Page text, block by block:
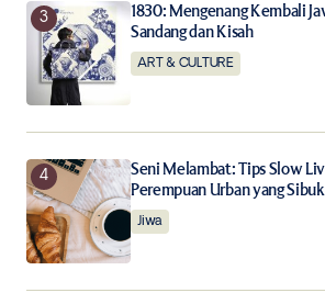
1830: Mengenang Kembali
Sandang dan Kisah
ART & CULTURE
Seni Melambat: Tips Slow
Perempuan Urban yang Sibuk
Jiwa